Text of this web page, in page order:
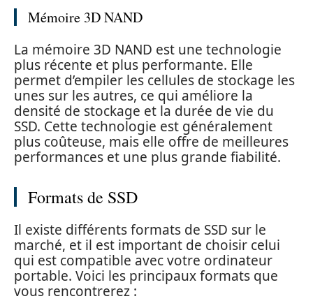
Mémoire 3D NAND
La mémoire 3D NAND est une technologie
plus récente et plus performante. Elle
permet d’empiler les cellules de stockage les
unes sur les autres, ce qui améliore la
densité de stockage et la durée de vie du
SSD. Cette technologie est généralement
plus coûteuse, mais elle offre de meilleures
performances et une plus grande fiabilité.
Formats de SSD
Il existe différents formats de SSD sur le
marché, et il est important de choisir celui
qui est compatible avec votre ordinateur
portable. Voici les principaux formats que
vous rencontrerez :